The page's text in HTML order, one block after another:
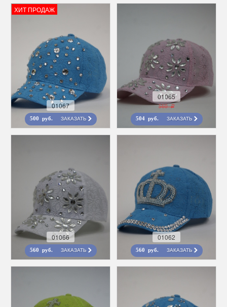
ХИТ ПРОДАЖ
01067
500 руб. ЗАКАЗАТЬ
01065
560 r
504 руб. ЗАКАЗАТЬ
01066
560 руб. ЗАКАЗАТЬ
01062
560 руб. ЗАКАЗАТЬ